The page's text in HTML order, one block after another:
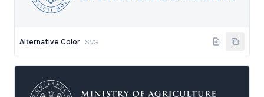
Alternative Color SVG